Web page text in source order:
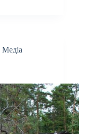
Медіа